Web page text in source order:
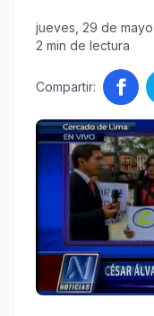
jueves, 29 de
2 min de lectura
Compartir: